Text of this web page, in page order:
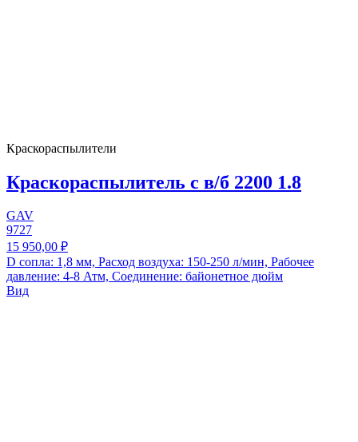
Краскораспылители
Краскораспылитель с в/б 2200 1.8
GAV
9727
15 950,00 ₽
D сопла: 1,8 мм, Расход воздуха: 150-250 л/мин, Рабочее
давление: 4-8 Атм, Соединение: байонетное дюйм
Вид